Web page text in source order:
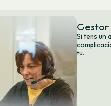
Gestor
Si tens un
tu.